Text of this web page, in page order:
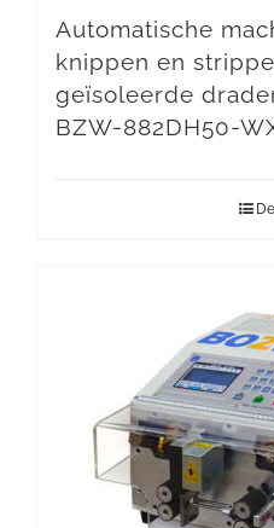
Automatische
knippen en
geïsoleerde
BZW-882DH50-